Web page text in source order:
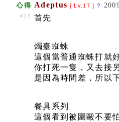
心得 Adeptus [ Lv.17 ]?
#13 首先
燭臺蜘蛛
這個當普通蜘蛛打就
你打死一隻，又去接
是因為時間差，所以
餐具系列
這個看到被圍毆不要